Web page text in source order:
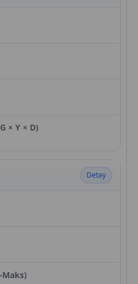
× Y × D)
Detay